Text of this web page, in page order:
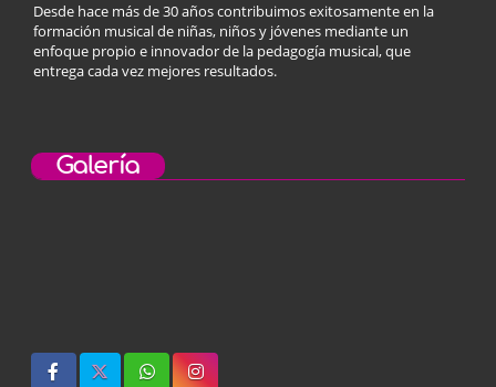
Desde hace más de 30 años contribuimos exitosamente en la
formación musical de niñas, niños y jóvenes mediante un
enfoque propio e innovador de la pedagogía musical, que
entrega cada vez mejores resultados.
Galería